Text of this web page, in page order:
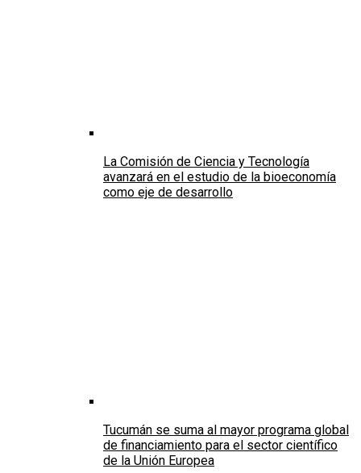
La Comisión de Ciencia y Tecnología
avanzará en el estudio de la bioeconomía
como eje de desarrollo
Tucumán se suma al mayor programa global
de financiamiento para el sector científico
de la Unión Europea